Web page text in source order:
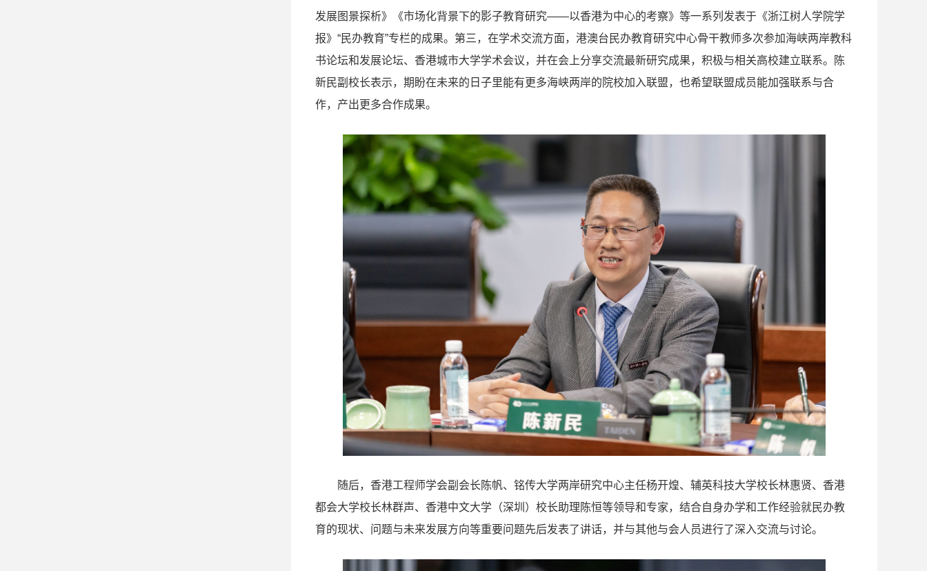
发展图景探析》《市场化背景下的影子教育研究——以香港为中心的考察》等一系列发表于《浙江树人学院学
报》“民办教育”专栏的成果。第三，在学术交流方面，港澳台民办教育研究中心骨干教师多次参加海峡两岸教科
书论坛和发展论坛、香港城市大学学术会议，并在会上分享交流最新研究成果，积极与相关高校建立联系。陈
新民副校长表示，期盼在未来的日子里能有更多海峡两岸的院校加入联盟，也希望联盟成员能加强联系与合
作，产出更多合作成果。
随后，香港工程师学会副会长陈帆、铭传大学两岸研究中心主任杨开煌、辅英科技大学校长林惠贤、香港
都会大学校长林群声、香港中文大学（深圳）校长助理陈恒等领导和专家，结合自身办学和工作经验就民办教
育的现状、问题与未来发展方向等重要问题先后发表了讲话，并与其他与会人员进行了深入交流与讨论。